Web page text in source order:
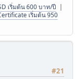
เริ่มต้น 600 บาท/ปี |
เริ่มต้น 950
#21